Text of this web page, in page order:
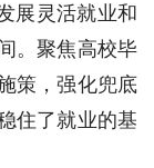
展灵活就业和
。聚焦高校毕
策，强化兜底
住了就业的基